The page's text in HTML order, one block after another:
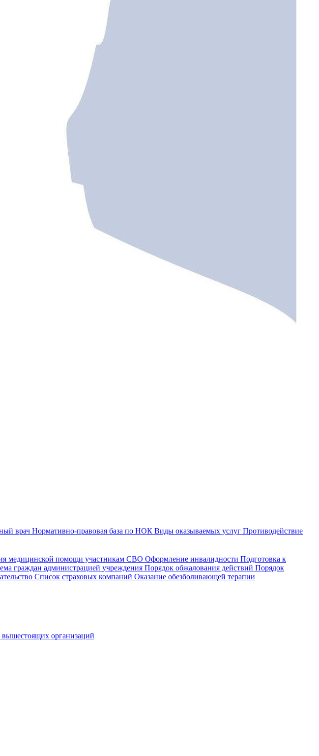
врач Нормативно-правовая база по НОК Виды оказываемых услуг Противодействие
медицинской помощи участникам СВО Оформление инвалидности Подготовка к
граждан администрацией учреждения Порядок обжалования действий Порядок
Список страховых компаний Оказание обезболивающей терапии
организаций